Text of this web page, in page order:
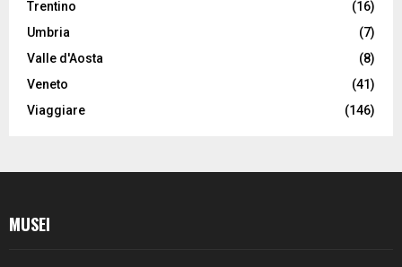
Trentino
(16)
Umbria
(7)
Valle d'Aosta
(8)
Veneto
(41)
Viaggiare
(146)
MUSEI